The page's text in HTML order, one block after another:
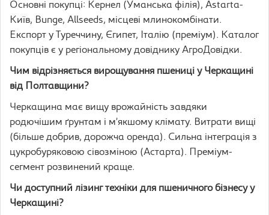
Основні покупці: Кернел (Уманська філія), Astarta-
Київ, Bunge, Allseeds, місцеві млинокомбінати.
Експорт у Туреччину, Єгипет, Італію (преміум). Каталог
покупців є у регіональному довіднику АгроДовідки.
Чим відрізняється вирощування пшениці у Черкащині
від Полтавщини?
Черкащина має вищу врожайність завдяки
родючішим ґрунтам і м’якшому клімату. Витрати вищі
(більше добрив, дорожча оренда). Сильна інтеграція з
цукробуряковою сівозміною (Астарта). Преміум-
сегмент розвинений краще.
Чи доступний лізинг техніки для пшеничного бізнесу у
Черкащині?